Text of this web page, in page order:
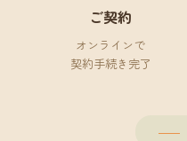
ご契約
オンラインで
契約手続き完了